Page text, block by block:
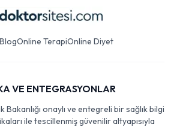
Online TerapiOnline Diyet
VE ENTEGRASYONLAR
onaylı ve entegreli bir sağlık bilgi
ile tescillenmiş güvenilir altyapısıyla